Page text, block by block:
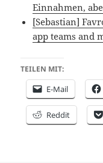
Einnahmen,
[Sebastian]
app teams and
TEILEN MIT:
E-Mail
Reddit